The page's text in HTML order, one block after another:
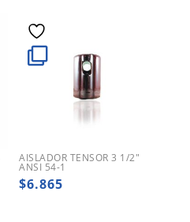
AISLADOR TENSOR 3 1/2″
ANSI 54-1
$6.865